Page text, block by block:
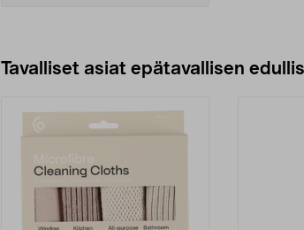
Tavalliset asiat epätavallisen